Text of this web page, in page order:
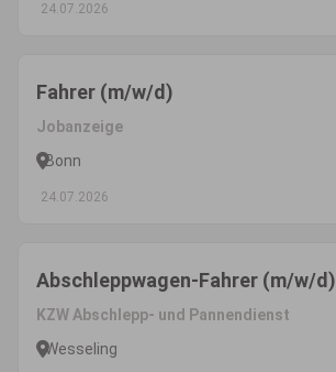
24.07.2026
Fahrer (m/w/d)
Jobanzeige
Bonn
24.07.2026
Abschleppwagen-Fahrer (m/w/d)
KZW Abschlepp- und Pannendienst
Wesseling